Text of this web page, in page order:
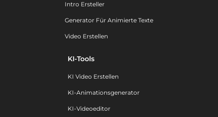
Intro Ersteller
Generator Für Animierte Texte
Video Erstellen
KI-Tools
KI Video Erstellen
KI-Animationsgenerator
KI-Videoeditor